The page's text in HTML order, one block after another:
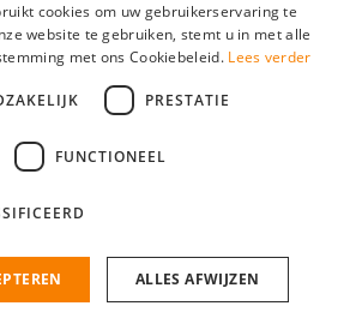
zo gevonden!
cookies om uw gebruikerservaring te
website te gebruiken, stemt u in met alle
met ons Cookiebeleid. Lees verder
PRESTATIE
FUNCTIONEEL
ALLES AFWIJZEN